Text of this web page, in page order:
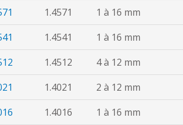
1.4571 1 à 16 mm
1.4541 1 à 16 mm
1.4512 4 à 12 mm
1.4021 2 à 12 mm
1.4016 1 à 16 mm